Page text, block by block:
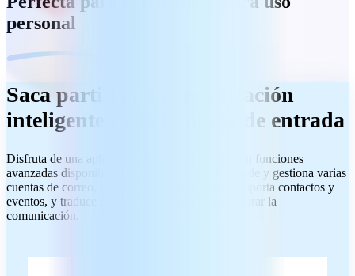
personal
Saca partido a la organización
inteligente de la bandeja de entrada
Disfruta de una aplicación de correo intuitiva con funciones
avanzadas disponibles cuando las necesites. Añade y gestiona varias
cuentas de correo, crea firmas personalizadas, importa contactos y
eventos, y traduce correos electrónicos para mejorar la
comunicación.